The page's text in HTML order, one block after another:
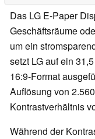
Das LG E-Paper
Geschäftsräume
um ein
setzt LG auf ein
16:9-Format
Auflösung von
Kontrastverhältnis
Während der